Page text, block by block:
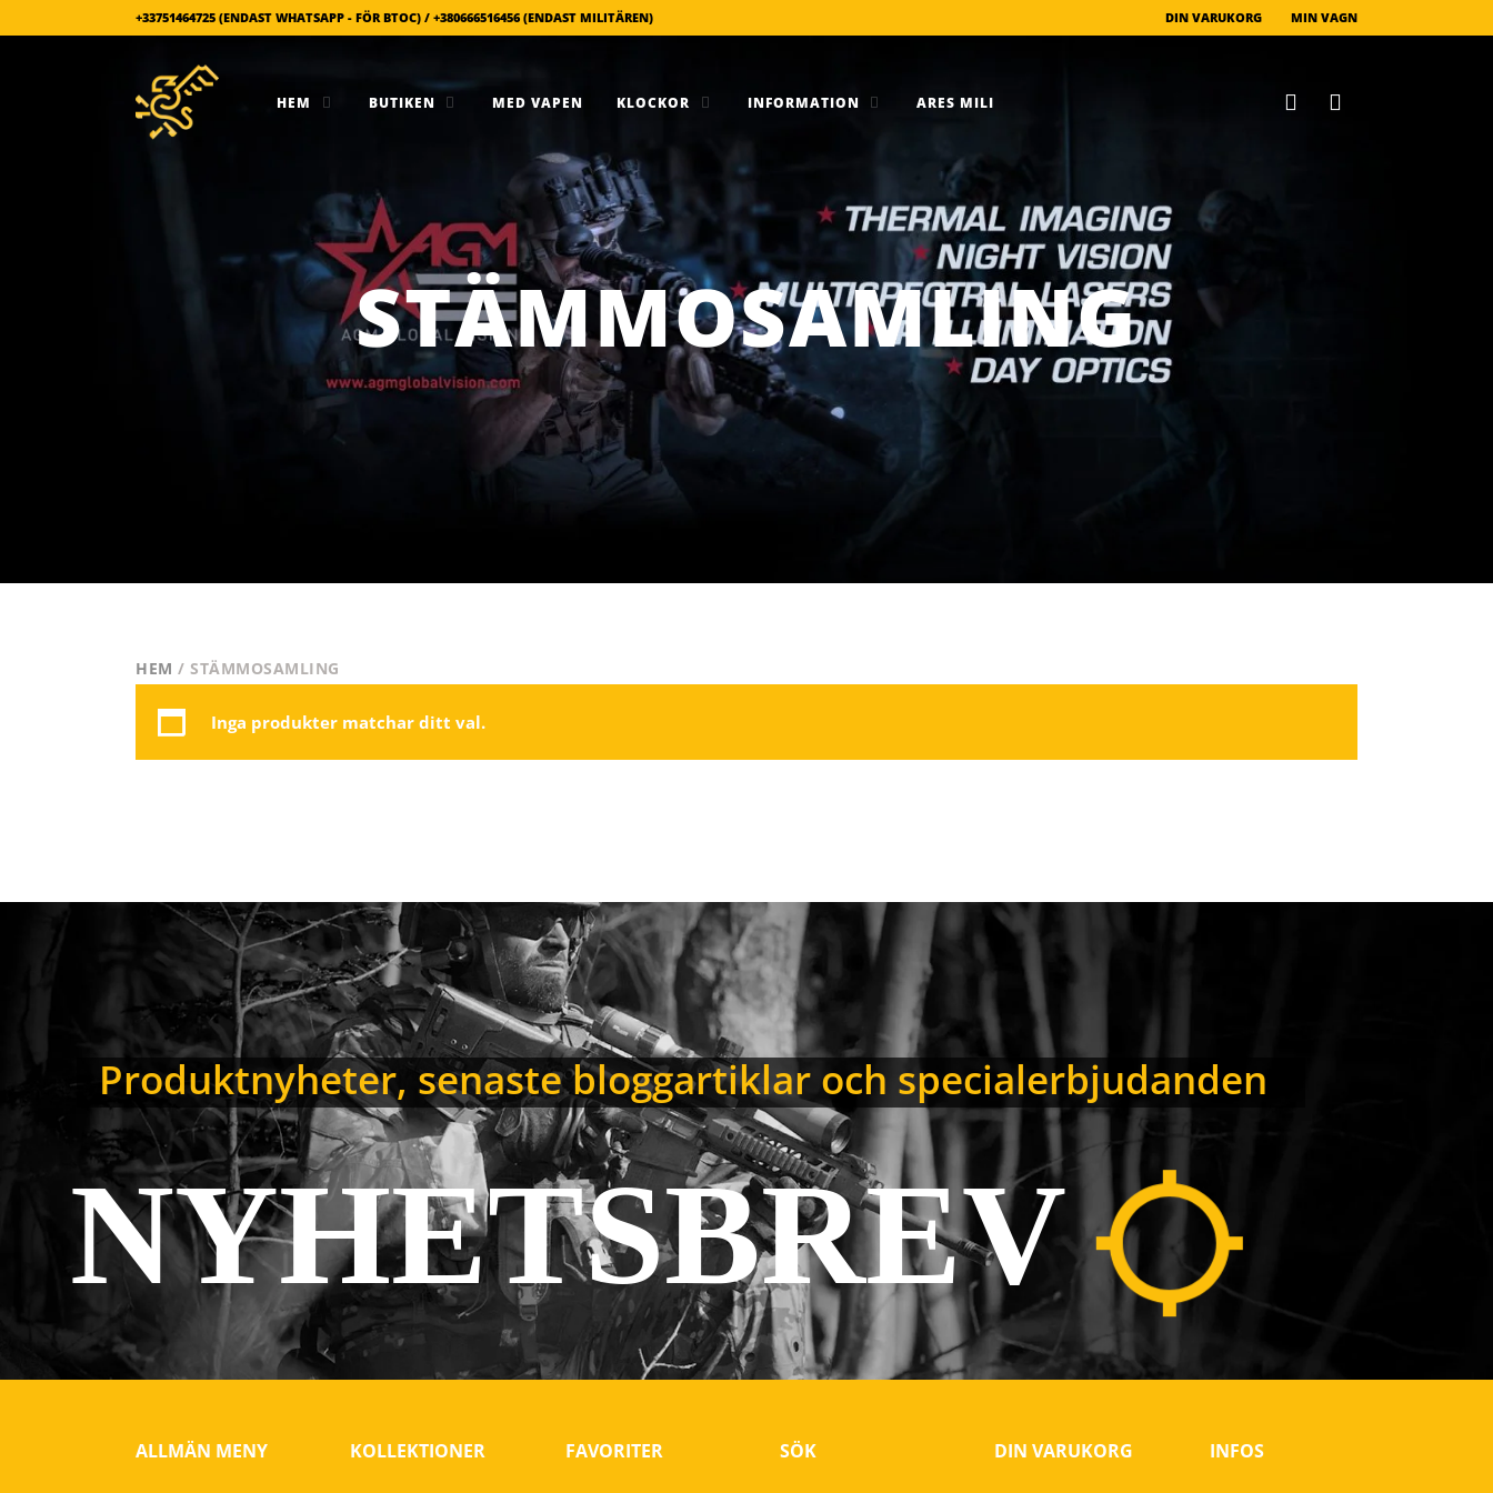
+33751464725 (ENDAST WHATSAPP - FÖR BTOC) / +380666516456 (ENDAST MILITÄREN) DIN VARUKORG MIN VAGN
HEM BUTIKEN MED VAPEN KLOCKOR INFORMATION ARES MILI
STÄMMOSAMLING
HEM / STÄMMOSAMLING
Inga produkter matchar ditt val.
Produktnyheter, senaste bloggartiklar och specialerbjudanden
NYHETSBREV
ALLMÄN MENY KOLLEKTIONER FAVORITER SÖK DIN VARUKORG INFOS